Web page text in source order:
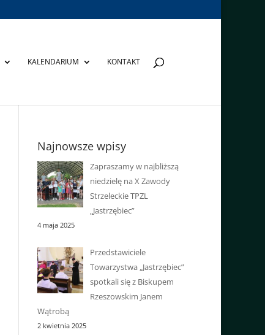
KALENDARIUM KONTAKT
Najnowsze wpisy
Zapraszamy w najbliższą
niedzielę na X Zawody
Strzeleckie TPZL
„Jastrzębiec”
4 maja 2025
Przedstawiciele
Towarzystwa „Jastrzębiec”
spotkali się z Biskupem
Rzeszowskim Janem
Wątrobą
2 kwietnia 2025